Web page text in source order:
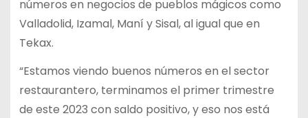
números en negocios de pueblos mágicos como
Valladolid, Izamal, Maní y Sisal, al igual que en
Tekax.
“Estamos viendo buenos números en el sector
restaurantero, terminamos el primer trimestre
de este 2023 con saldo positivo, y eso nos está